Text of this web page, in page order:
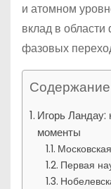
и атомном
вклад в
фазовых
Содержание
Игорь Ландау:
моменты
Первая